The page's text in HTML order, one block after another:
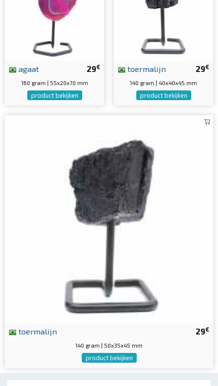
29€
agaat
160 gram | 55x20x70 mm
product bekijken
29€
toermalijn
140 gram | 40x40x45 mm
product bekijken
29€
toermalijn
140 gram | 50x35x45 mm
product bekijken